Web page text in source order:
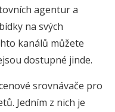
agentur a
na svých
kanálů můžete
dostupné jinde.
srovnávače pro
Jedním z nich je